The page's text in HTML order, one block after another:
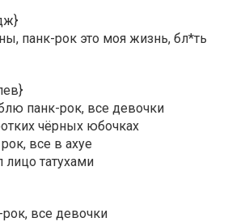
панк-рок это моя жизнь, бл*ть
панк-рок, все девочки
чёрных юбочках
все в ахуе
лицо татухами
все девочки